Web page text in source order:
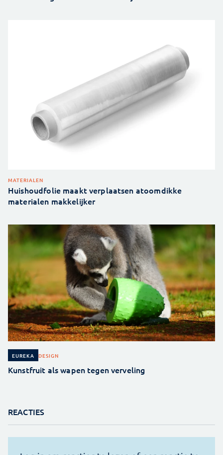
MATERIALEN
Huishoudfolie maakt verplaatsen atoomdikke
materialen makkelijker
EUREKA DESIGN
Kunstfruit als wapen tegen verveling
REACTIES